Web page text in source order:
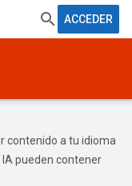
ACCEDER
contenido a tu idioma
pueden contener